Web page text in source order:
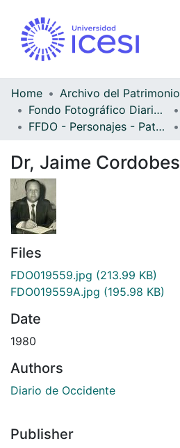
Home
Fondo Fotográfico Diario Occidente
FFDO - Personajes - Patrimonial
Dr, Jaime Cordobes
Files
FDO019559.jpg (213.99 KB)
FDO019559A.jpg (195.98 KB)
Date
1980
Authors
Diario de Occidente
Publisher